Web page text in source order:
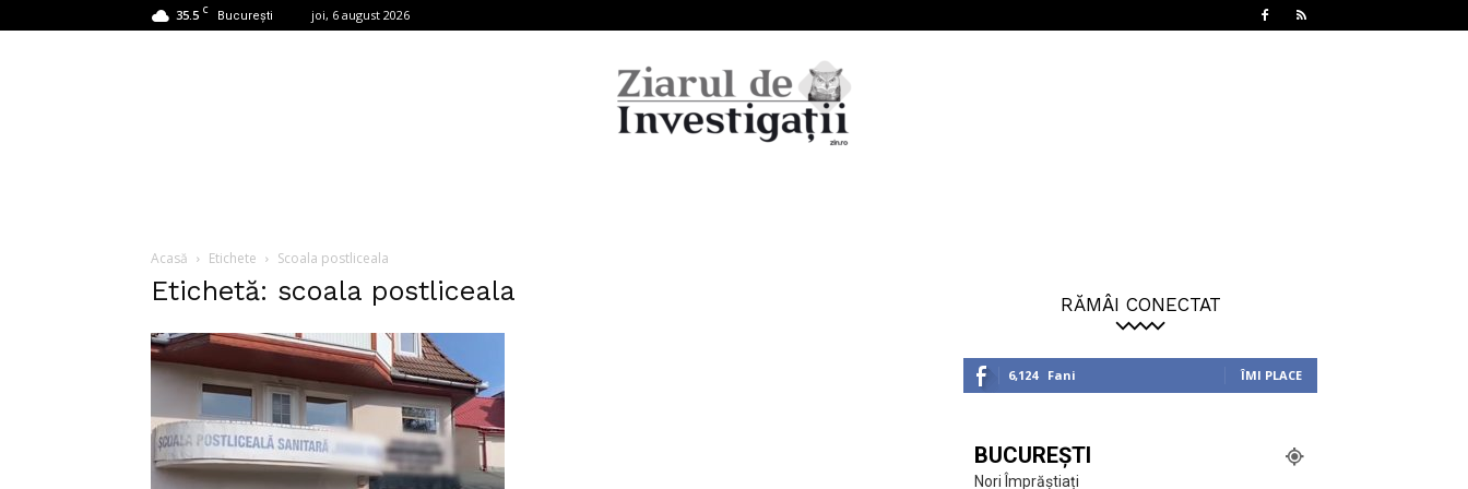
35.5 C București joi, 6 august 2026
Acasă Etichete Scoala postliceala
Etichetă: scoala postliceala RĂMÂI CONECTAT
6,124 Fani ÎMI PLACE
BUCUREȘTI
Nori Împrăștiați